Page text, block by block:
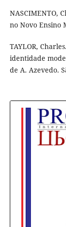
NASCIMENTO,
no Novo Ensino
TAYLOR,
identidade
de A. Azevedo.